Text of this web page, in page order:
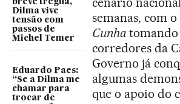
breve trégua,
Dilma vive
tensão com
passos de
Michel Temer
Eduardo Paes:
“Se a Dilma me
chamar para
trocar de
semanas, com
Cunha tomando
corredores da
Governo já
algumas
que o apoio do